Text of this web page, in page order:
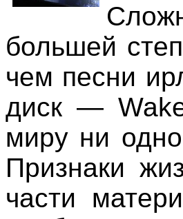
большей
чем песни
диск —
миру ни
Признаки
части